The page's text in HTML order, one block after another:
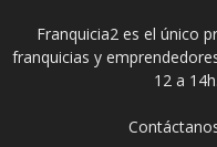
Franquicia2 es el único
franquicias y
12 a